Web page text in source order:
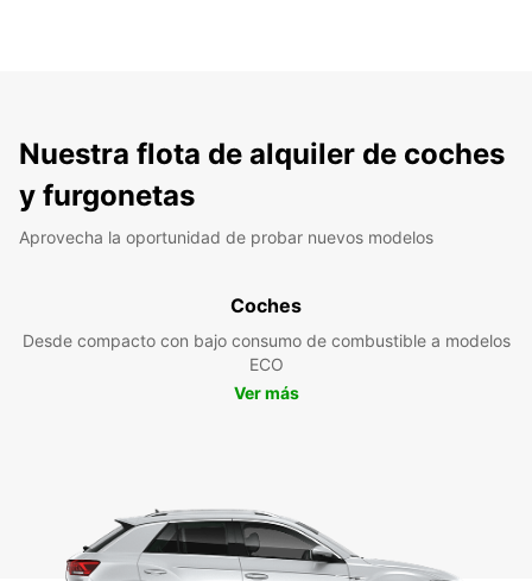
Nuestra flota de alquiler de coches
y furgonetas
Aprovecha la oportunidad de probar nuevos modelos
Coches
Desde compacto con bajo consumo de combustible a modelos
ECO
Ver más